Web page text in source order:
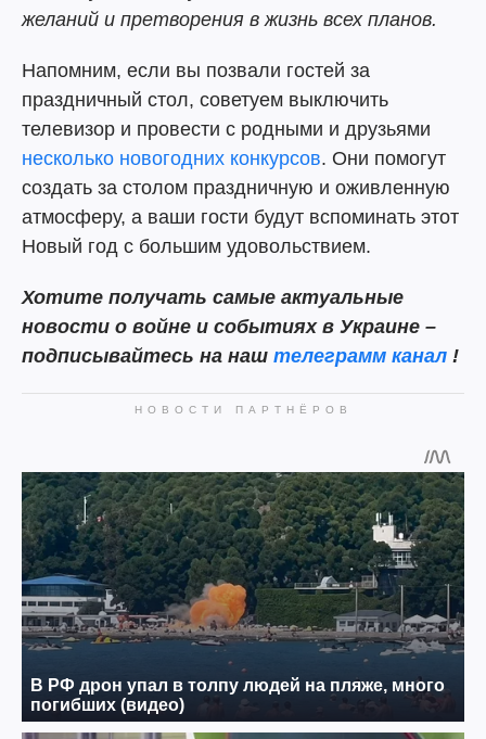
желаний и претворения в жизнь всех планов.
Напомним, если вы позвали гостей за
праздничный стол, советуем выключить
телевизор и провести с родными и друзьями
несколько новогодних конкурсов. Они помогут
создать за столом праздничную и оживленную
атмосферу, а ваши гости будут вспоминать этот
Новый год с большим удовольствием.
Хотите получать самые актуальные
новости о войне и событиях в Украине –
подписывайтесь на наш телеграмм канал !